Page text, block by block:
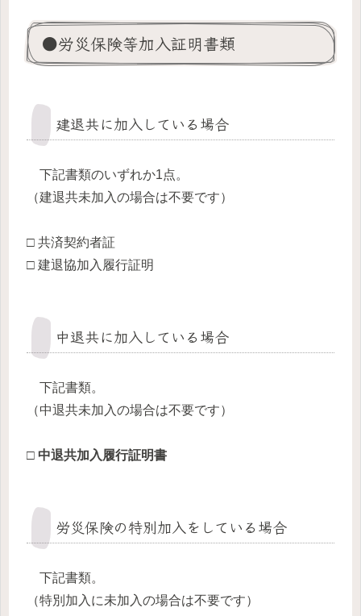
●労災保険等加入証明書類
建退共に加入している場合
下記書類のいずれか1点。
（建退共未加入の場合は不要です）
□ 共済契約者証
□ 建退協加入履行証明
中退共に加入している場合
下記書類。
（中退共未加入の場合は不要です）
□ 中退共加入履行証明書
労災保険の特別加入をしている場合
下記書類。
（特別加入に未加入の場合は不要です）